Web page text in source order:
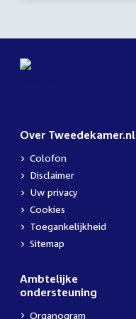
Over Tweedekamer.nl
Colofon
Disclaimer
Uw privacy
Cookies
Toegankelijkheid
Sitemap
Ambtelijke
ondersteuning
Organogram